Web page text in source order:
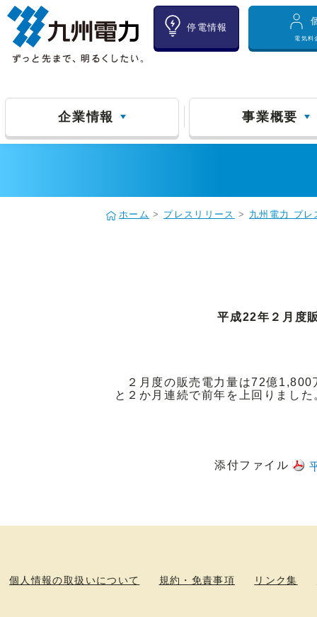
停電情報
電気料
企業情報 事業概要
ホーム > プレスリリース > 九州電力 プレ
平成22年２月度
２月度の販売電力量は72億1,800
と２か月連続で前年を上回りました
添付ファイル
個人情報の取扱いについて 規約・免責事項 リンク集